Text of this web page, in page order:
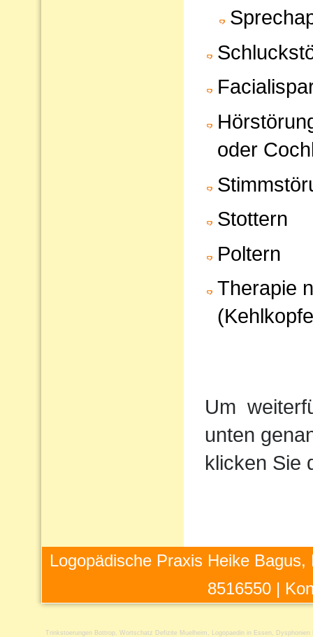
oder
Stottern
Poltern
Therapie
Um
unten
klicken Sie
Logopädische Praxis Heike
8516550 |
Trinkstoerungen Bottrop Wortschatz Defizite Muelheim Logopaedin in Essen Dysphonien